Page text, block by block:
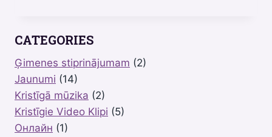
CATEGORIES
Ģimenes stiprinājumam (2)
Jaunumi (14)
Kristīgā mūzika (2)
Kristīgie Video Klipi (5)
Oнлайн (1)